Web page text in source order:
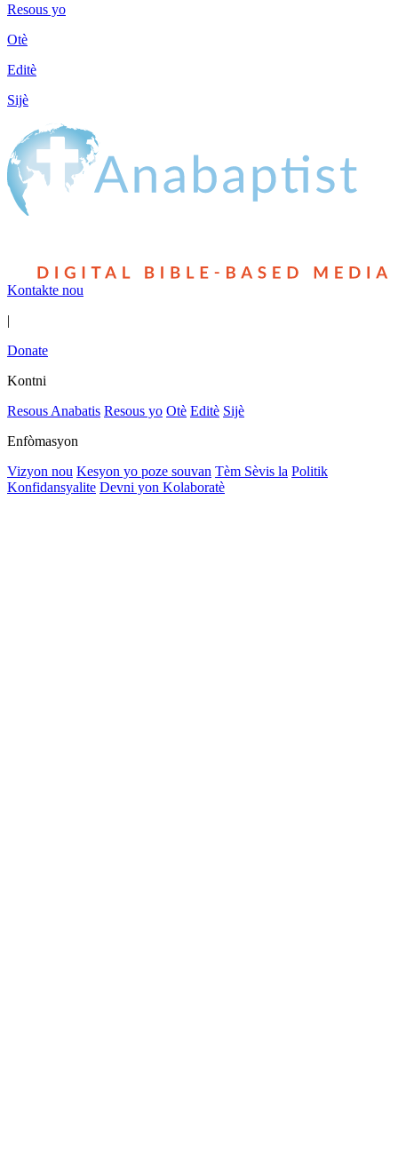
Resous yo
Otè
Editè
Sijè
Kontakte nou
|
Donate
Kontni
Resous Anabatis Resous yo Otè Editè Sijè
Enfòmasyon
Vizyon nou Kesyon yo poze souvan Tèm Sèvis la Politik
Konfidansyalite Devni yon Kolaboratè